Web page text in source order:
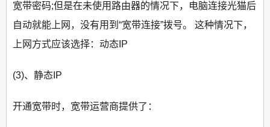
宽带密码;但是在未使用路由器的情况下，电脑连接光猫后
自动就能上网，没有用到“宽带连接”拨号。 这种情况下，
上网方式应该选择：动态IP
(3)、静态IP
开通宽带时，宽带运营商提供了：